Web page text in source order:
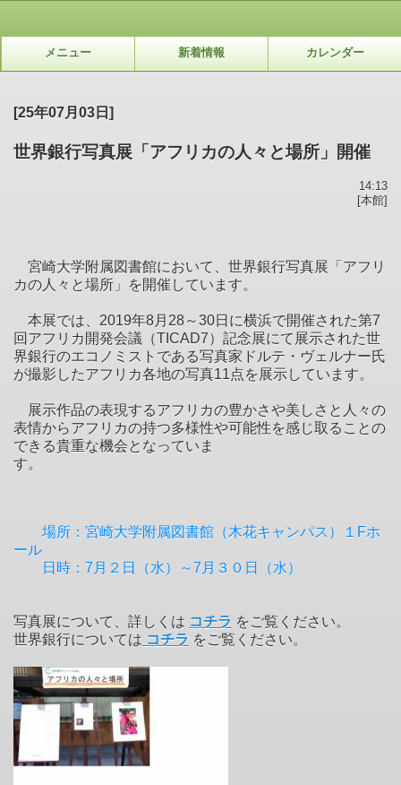
メニュー 新着情報 カレンダー
[25年07月03日]
世界銀行写真展「アフリカの人々と場所」開催
14:13
[本館]
宮崎大学附属図書館において、世界銀行写真展「アフリ
カの人々と場所」を開催しています。
本展では、 2019年8月 28～30日に横浜で開催された第7
回アフリカ開発会議（TICAD7）記念展にて展示された世
界銀行のエコノミストである写真家ドルテ・ヴェルナー氏
が撮影したアフリカ各地の写真11点を展示しています。
展示作品の表現するアフリカの豊かさや美しさと人々の
表情からアフリカの持つ多様性や可能性を感じ取ることの
できる貴重な機会となっていま
す。
場所：宮崎大学附属図書館（木花キャンパス）１Fホ
ール
日時：7月２日（水）～7月３０日（水）
写真展について、詳しくは コチラ をご覧ください。
世界銀行については コチラ をご覧ください。